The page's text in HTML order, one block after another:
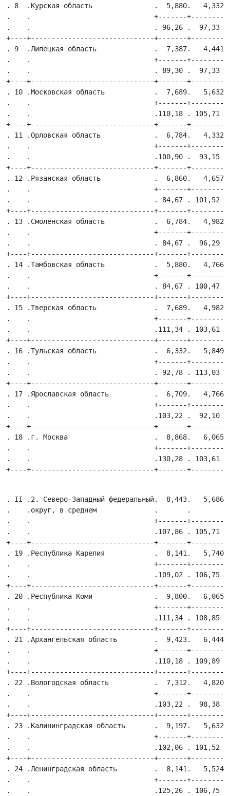
. 8  .Курская область               .  5,880.   4,332
.    .                              +-------+---------
.    .                              . 96,26 .  97,33  .
+----+------------------------------+-------
. 9  .Липецкая область              .  7,387.   4,441
.    .                              +-------+---------
.    .                              . 89,30 .  97,33  .
+----+------------------------------+-------
. 10 .Московская область            .  7,689.
.    .                              +-------+---------
.    .                              .110,18 . 105,71  .
+----+------------------------------+-------
. 11 .Орловская область             .  6,784.
.    .                              +-------+---------
.    .                              .100,90 .  93,15  .
+----+------------------------------+-------
. 12 .Рязанская область             .  6,860.
.    .                              +-------+---------
.    .                              . 84,67 . 101,52  .
+----+------------------------------+-------
. 13 .Смоленская область            .  6,784.
.    .                              +-------+---------
.    .                              . 84,67 .  96,29  .
+----+------------------------------+-------
. 14 .Тамбовская область            .  5,880.
.    .                              +-------+---------
.    .                              . 84,67 . 100,47  .
+----+------------------------------+-------
. 15 .Тверская область              .  7,689.
.    .                              +-------+---------
.    .                              .111,34 . 103,61  .
+----+------------------------------+-------
. 16 .Тульская область              .  6,332.
.    .                              +-------+---------
.    .                              . 92,78 . 113,03  .
+----+------------------------------+-------
. 17 .Ярославская область           .  6,709.
.    .                              +-------+---------
.    .                              .103,22 .  92,10  .
+----+------------------------------+-------
. 18 .г. Москва                     .  8,868.   6,065 .
.    .                              +-------+---------
.    .                              .130,28 . 103,61  .